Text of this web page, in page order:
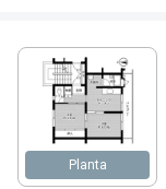
Planta